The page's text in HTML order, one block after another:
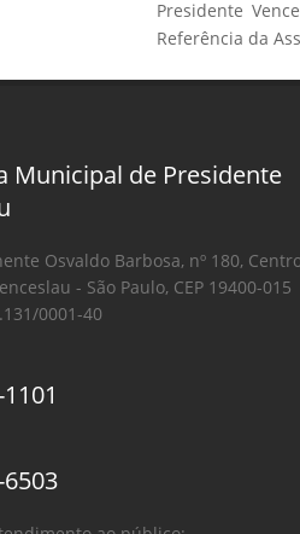
Presidente
Referência da
Municipal de Presidente
Osvaldo Barbosa, nº 180,
- São Paulo, CEP 19400-015
0001-40